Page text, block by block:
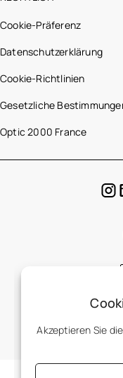
Cookie-Präferenz
Datenschutzerklärung
Cookie-Richtlinien
Gesetzliche
Optic 2000 France
Akzeptieren Sie